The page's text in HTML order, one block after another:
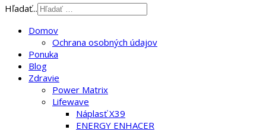
Hľadať...
Domov
Ochrana osobných údajov
Ponuka
Blog
Zdravie
Power Matrix
Lifewave
Náplasť X39
ENERGY ENHACER